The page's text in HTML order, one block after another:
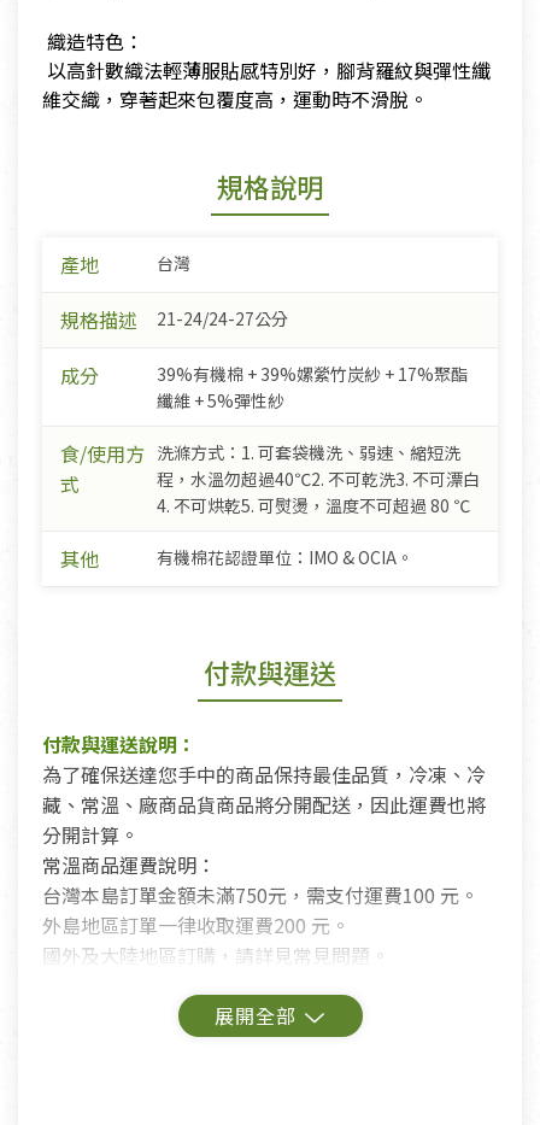
​ 織造特色：
​ 以高針數織法輕薄服貼感特別好，腳背羅紋與彈性纖
維交織，穿著起來包覆度高，運動時不滑脫。
規格說明
產地 台灣
規格描述 21-24/24-27公分
成分
39%有機棉 + 39%嫘縈竹炭紗 + 17%聚酯
纖維 + 5%彈性紗
食/使用方
式
洗滌方式：1. 可套袋機洗、弱速、縮短洗
程，水溫勿超過40℃2. 不可乾洗3. 不可漂白
4. 不可烘乾5. 可熨燙，溫度不可超過 80 ℃
其他 有機棉花認證單位：IMO & OCIA。
付款與運送
付款與運送說明：
為了確保送達您手中的商品保持最佳品質，冷凍、冷
藏、常溫、廠商品貨商品將分開配送，因此運費也將
分開計算。
常溫商品運費說明：
台灣本島訂單金額未滿750元，需支付運費100 元。
外島地區訂單一律收取運費200 元。
國外及大陸地區訂購，請詳見常見問題。
鑑賞期商品說明：